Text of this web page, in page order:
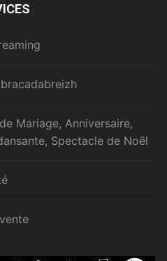
Mariage, Anniversaire,
Spectacle de Noël